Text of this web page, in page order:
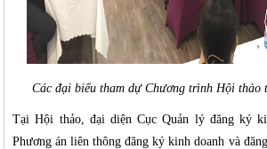
Các đại biểu tham dự Chương trình Hội thảo
Tại Hội thảo, đại diện Cục Quản lý đăng ký
Phương án liên thông đăng ký kinh doanh và